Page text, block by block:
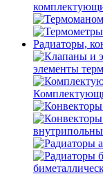
Радиаторы,
элементы